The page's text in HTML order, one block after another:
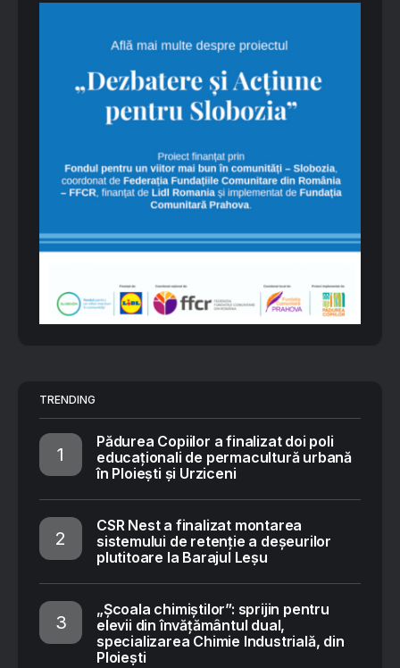
TRENDING
Pădurea Copiilor a finalizat doi poli
educaționali de permacultură urbană
în Ploiești și Urziceni
CSR Nest a finalizat montarea
sistemului de retenție a deșeurilor
plutitoare la Barajul Leșu
„Școala chimiștilor”: sprijin pentru
elevii din învățământul dual,
specializarea Chimie Industrială, din
Ploiești